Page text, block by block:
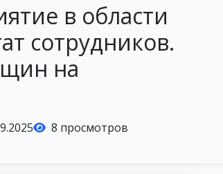
в области
сотрудников.
на
8 просмотров